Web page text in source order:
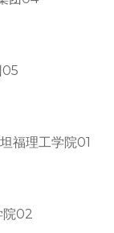
工学院01
院02